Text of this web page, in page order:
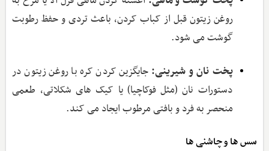
روغن زیتون قبل از کباب کردن، باعث تردی و حفظ رطوبت
گوشت می ‌شود.
پخت نان و شیرینی:جایگزین کردن کره با روغن زیتون در
دستورات نان (مثل فوکاچیا) یا کیک‌ های شکلاتی، طعمی
منحصر به فرد و بافتی مرطوب ایجاد می ‌کند.
سس‌ ها و چاشنی ‌ها